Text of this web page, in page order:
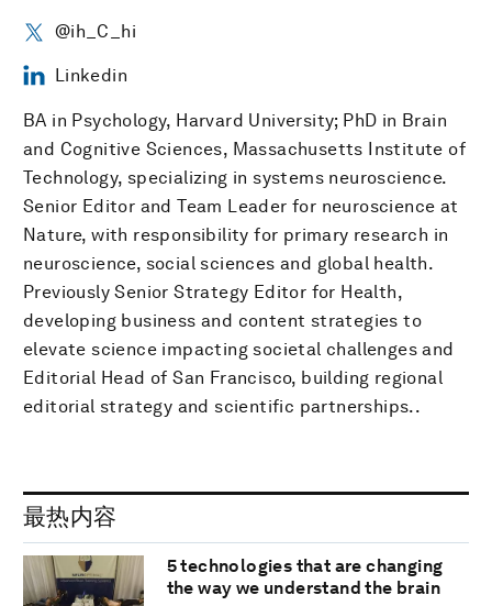
@ih_C_hi
Linkedin
BA in Psychology, Harvard University; PhD in Brain
and Cognitive Sciences, Massachusetts Institute of
Technology, specializing in systems neuroscience.
Senior Editor and Team Leader for neuroscience at
Nature, with responsibility for primary research in
neuroscience, social sciences and global health.
Previously Senior Strategy Editor for Health,
developing business and content strategies to
elevate science impacting societal challenges and
Editorial Head of San Francisco, building regional
editorial strategy and scientific partnerships..
最热内容
5 technologies that are changing
the way we understand the brain